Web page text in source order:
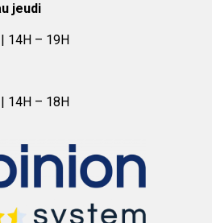
jeudi
14H – 19H
14H – 18H